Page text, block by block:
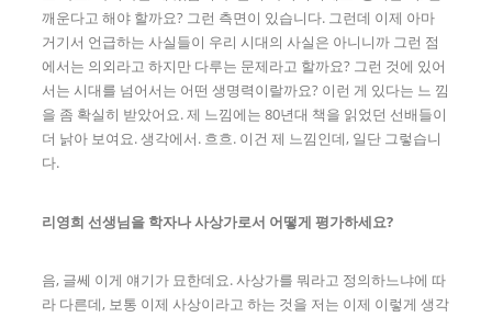
깨운다고 해야 할까요? 그런 측면이 있습니다. 그런데 이제 아마
거기서 언급하는 사실들이 우리 시대의 사실은 아니니까 그런 점
에서는 의외라고 하지만 다루는 문제라고 할까요? 그런 것에 있어
서는 시대를 넘어서는 어떤 생명력이랄까요? 이런 게 있다는 느 낌
을 좀 확실히 받았어요. 제 느낌에는 80년대 책을 읽었던 선배들이
더 낡아 보여요. 생각에서. 흐흐. 이건 제 느낌인데, 일단 그렇습니
다.
리영희 선생님을 학자나 사상가로서 어떻게 평가하세요?
음, 글쎄 이게 얘기가 묘한데요. 사상가를 뭐라고 정의하느냐에 따
라 다른데, 보통 이제 사상이라고 하는 것을 저는 이제 이렇게 생각